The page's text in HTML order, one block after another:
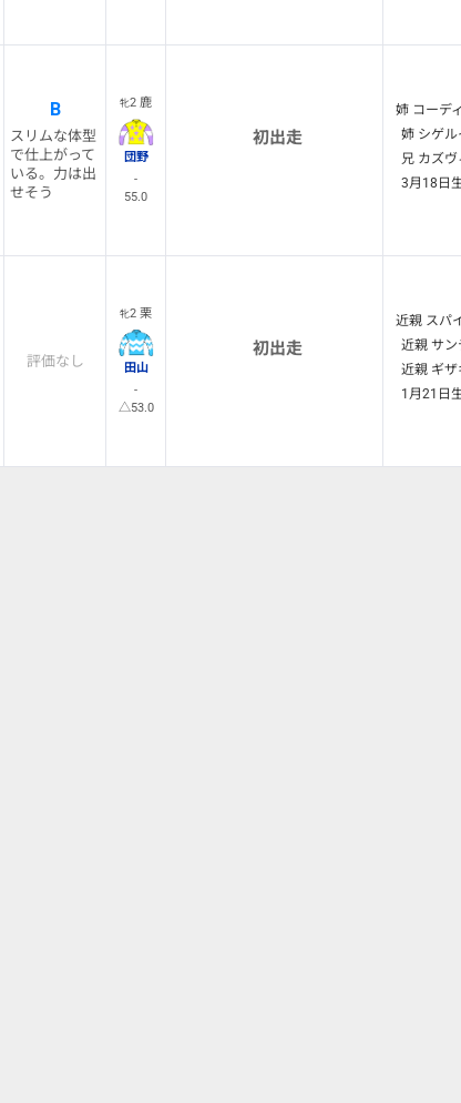
B
スリムな体型
で仕上がって
いる。力は出
せそう
牝2 鹿
団野
-
55.0
初出走
姉 コーデ
姉 シゲ
兄 カズ
3月18日
評価なし
牝2 栗
田山
-
△53.0
初出走
近親 スパ
近親 サ
近親 ギ
1月21日